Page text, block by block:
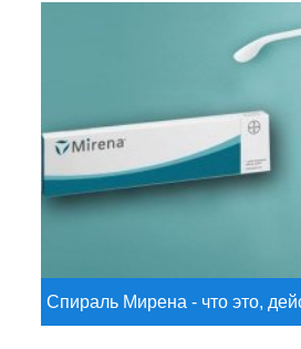
Спираль Мирена - что это,